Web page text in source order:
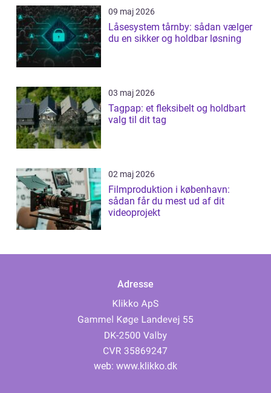
09 maj 2026
Låsesystem tårnby: sådan vælger
du en sikker og holdbar løsning
03 maj 2026
Tagpap: et fleksibelt og holdbart
valg til dit tag
02 maj 2026
Filmproduktion i københavn:
sådan får du mest ud af dit
videoprojekt
Adresse
web: www.klikko.dk